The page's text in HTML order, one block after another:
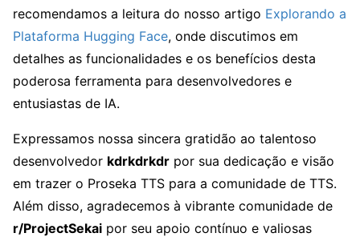
recomendamos a leitura do nosso artigo Explorando a
Plataforma Hugging Face, onde discutimos em
detalhes as funcionalidades e os benefícios desta
poderosa ferramenta para desenvolvedores e
entusiastas de IA.
Expressamos nossa sincera gratidão ao talentoso
desenvolvedor kdrkdrkdr por sua dedicação e visão
em trazer o Proseka TTS para a comunidade de TTS.
Além disso, agradecemos à vibrante comunidade de
r/ProjectSekai por seu apoio contínuo e valiosas